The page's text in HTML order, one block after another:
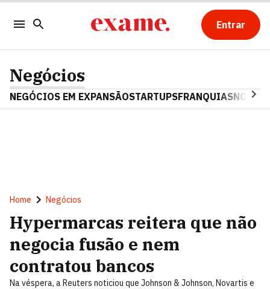
Entrar
Negócios
NEGÓCIOS EM EXPANSÃOSTARTUPSFRANQUIAS
Home Negócios
Hypermarcas reitera que não
negocia fusão e nem
contratou bancos
Na véspera, a Reuters noticiou que Johnson & Johnson, Novartis e